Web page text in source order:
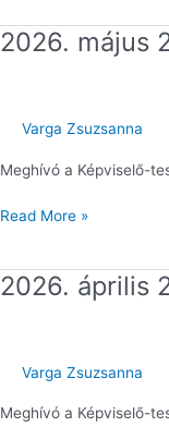
2026. május
Varga Zsuzsanna
Meghívó a Képviselő-
2026.
Read More »
2026. április
Varga Zsuzsanna
Meghívó a Képviselő-
2026.